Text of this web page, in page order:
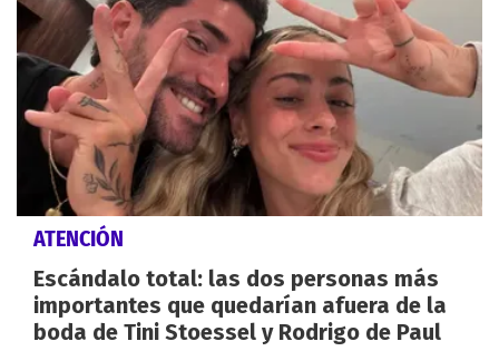
ATENCIÓN
Escándalo total: las dos personas más
importantes que quedarían afuera de la
boda de Tini Stoessel y Rodrigo de Paul